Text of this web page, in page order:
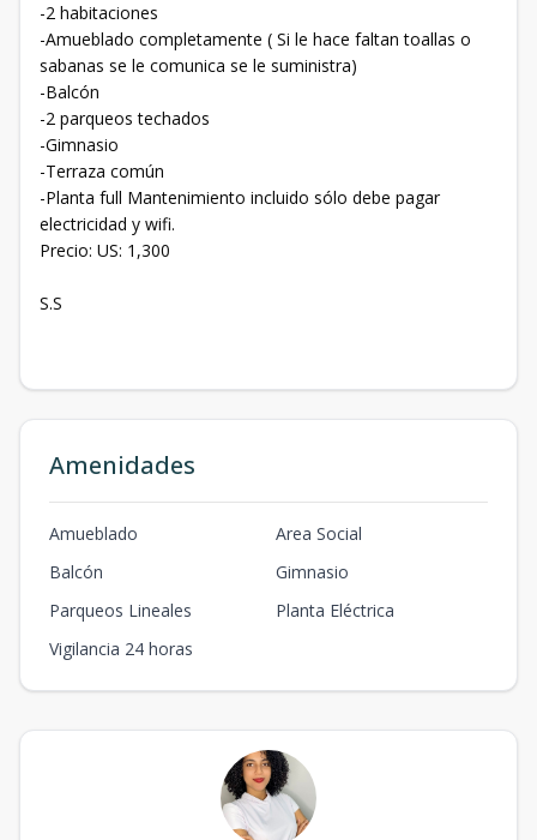
-2 habitaciones
-Amueblado completamente ( Si le hace faltan toallas o
sabanas se le comunica se le suministra)
-Balcón
-2 parqueos techados
-Gimnasio
-Terraza común
-Planta full Mantenimiento incluido sólo debe pagar
electricidad y wifi.
Precio: US: 1,300
S.S
Amenidades
Amueblado
Area Social
Balcón
Gimnasio
Parqueos Lineales
Planta Eléctrica
Vigilancia 24 horas